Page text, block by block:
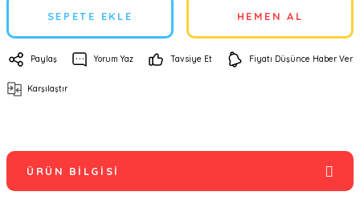
SEPETE EKLE HEMEN AL
Paylaş Yorum Yaz Tavsiye Et Fiyatı Düşünce Haber Ver
Karşılaştır
ÜRÜN BILGISI